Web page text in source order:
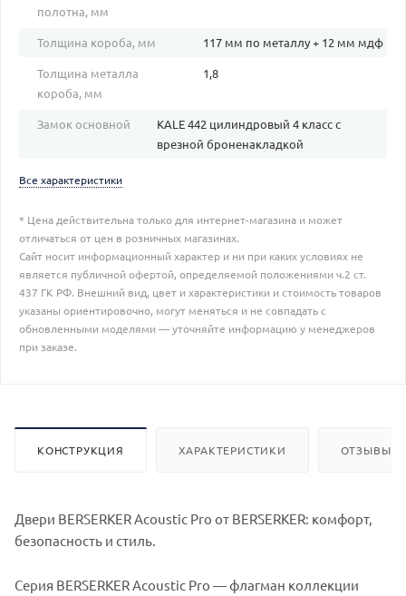
полотна, мм
Толщина короба, мм
117 мм по металлу + 12 мм мдф
Толщина металла
короба, мм
1,8
Замок основной
KALE 442 цилиндровый 4 класс с
врезной броненакладкой
Все характеристики
* Цена действительна только для интернет-магазина и может
отличаться от цен в розничных магазинах.
Сайт носит информационный характер и ни при каких условиях не
является публичной офертой, определяемой положениями ч.2 ст.
437 ГК РФ. Внешний вид, цвет и характеристики и стоимость товаров
указаны ориентировочно, могут меняться и не совпадать с
обновленными моделями — уточняйте информацию у менеджеров
при заказе.
КОНСТРУКЦИЯ ХАРАКТЕРИСТИКИ ОТЗЫВЫ
Двери BERSERKER Acoustic Pro от BERSERKER: комфорт,
безопасность и стиль.
Серия BERSERKER Acoustic Pro — флагман коллекции